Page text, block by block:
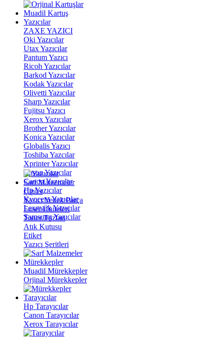
Muadil Kartuş
Yazıcılar
ZAXE YAZICI
Oki Yazıcılar
Utax Yazıcılar
Pantum Yazıcı
Ricoh Yazıcılar
Barkod Yazıcılar
Kodak Yazıcılar
Olivetti Yazıcılar
Sharp Yazıcılar
Fujitsu Yazıcı
Xerox Yazıcılar
Brother Yazıcılar
Konica Yazıcılar
Globalis Yazıcı
Toshiba Yazcılar
Xprinter Yazıcılar
Epson Yazıcılar
Canon Yazıcılar
Hp Yazıcılar
Kyocera Yazıcılar
Lexmark Yazıcılar
Samsung Yazıcılar
Sarf Malzemeler
Çipler
Yazıcı Yedek Parça
Fuser Üniteleri
Toner Tozları
Atık Kutusu
Etiket
Yazıcı Şeritleri
Mürekkepler
Muadil Mürekkepler
Orjinal Mürekkepler
Tarayıcılar
Hp Tarayıcılar
Canon Tarayıcılar
Xerox Tarayıcılar